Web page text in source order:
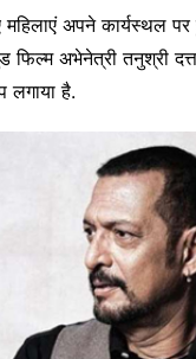
अपने कार्यस्थल
अभेनेत्री तनुश्री
लगाया है.